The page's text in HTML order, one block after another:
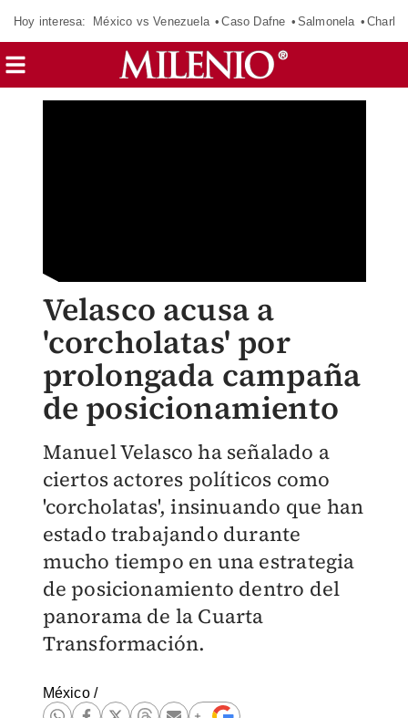
Hoy interesa: México vs Venezuela Caso Dafne Salmonela
Velasco acusa a
'corcholatas' por
prolongada campaña
de posicionamiento
Manuel Velasco ha señalado a
ciertos actores políticos como
'corcholatas', insinuando que han
estado trabajando durante
mucho tiempo en una estrategia
de posicionamiento dentro del
panorama de la Cuarta
Transformación.
México/